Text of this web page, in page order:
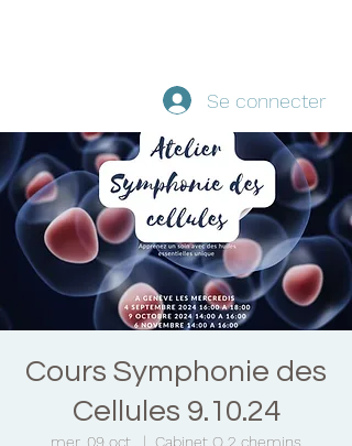
Se connecter
Cours Symphonie des
Cellules 9.10.24
mer. 09 oct.
  |
Cabinet O 2 chemins